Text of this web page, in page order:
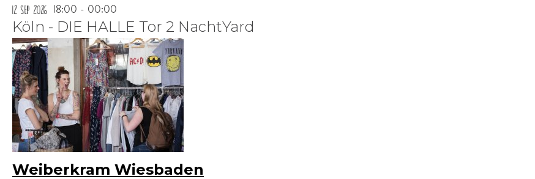
12 Sep 2026 18:00 - 00:00
Köln - DIE HALLE Tor 2 NachtYard
Weiberkram Wiesbaden